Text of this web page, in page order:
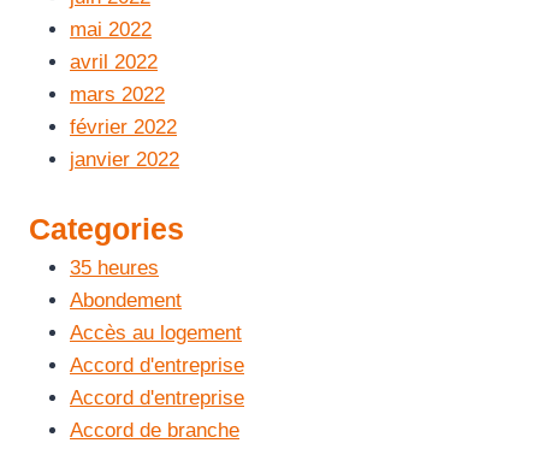
mai 2022
avril 2022
mars 2022
février 2022
janvier 2022
Categories
35 heures
Abondement
Accès au logement
Accord d'entreprise
Accord d'entreprise
Accord de branche